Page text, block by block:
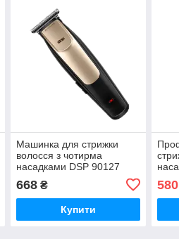
Машинка для стрижки
волосся з чотирма
насадками DSP 90127
(24332-90127_373)
668₴
Купити
580